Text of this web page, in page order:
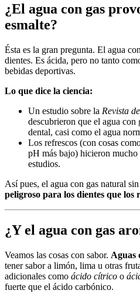
¿El agua con gas
esmalte?
Ésta es la gran pregunta. El agua
dientes. Es ácida, pero no tanto
bebidas deportivas.
Lo que dice la ciencia:
Un estudio sobre la Revista
descubrieron que el agua con
dental, casi como el agua
Los refrescos (con cosas
pH más bajo) hicieron mucho
estudios.
Así pues, el agua con gas natural
peligroso para los dientes que los
¿Y el agua con gas
Veamos las cosas con sabor. Aguas
tener sabor a limón, lima u otras
adicionales como ácido cítrico o
fuerte que el ácido carbónico.